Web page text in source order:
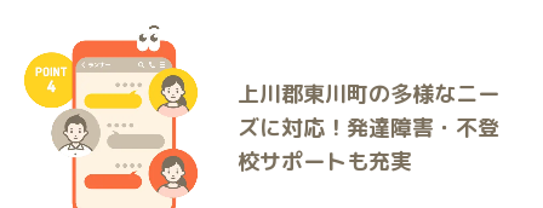
上川郡東川町の多様なニー
ズに対応！発達障害・不登
校サポートも充実